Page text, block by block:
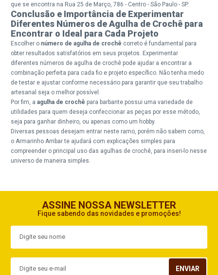
que se encontra na Rua 25 de Março, 786 - Centro - São Paulo - SP.
Conclusão e Importância de Experimentar
Diferentes Números de Agulha de Crochê para
Encontrar o Ideal para Cada Projeto
Escolher o número de agulha de crochê correto é fundamental para
obter resultados satisfatórios em seus projetos. Experimentar
diferentes números de agulha de crochê pode ajudar a encontrar a
combinação perfeita para cada fio e projeto específico. Não tenha medo
de testar e ajustar conforme necessário para garantir que seu trabalho
artesanal seja o melhor possível.
Por fim, aagulha de crochê para barbante possui uma variedade de
utilidades para quem deseja confeccionar as peças por esse método,
seja para ganhar dinheiro, ou apenas como um hobby.
Diversas pessoas desejam entrar neste ramo, porém não sabem como,
o Armarinho Ambar te ajudará com explicações simples para
compreender o principal uso das agulhas de crochê, para inseri-lo nesse
universo de maneira simples.
ASSINE NOSSA NEWSLETTER
Fique sabendo das novidades e promoções!
ENVIAR